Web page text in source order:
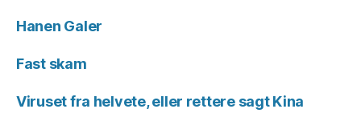
Hanen Galer
Fast skam
Viruset fra helvete, eller rettere sagt Kina